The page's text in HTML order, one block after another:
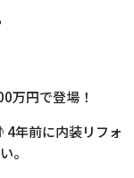
万円で登場！
年前に内装リフォ
。